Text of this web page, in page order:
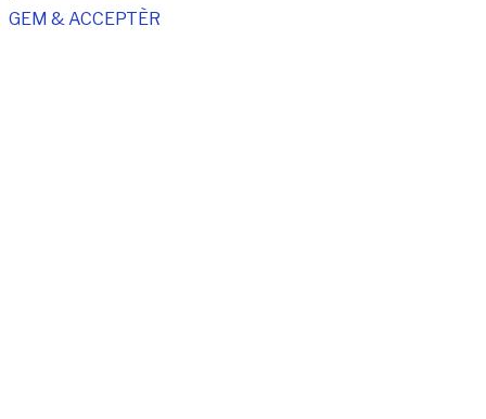
GEM & ACCEPTÈR